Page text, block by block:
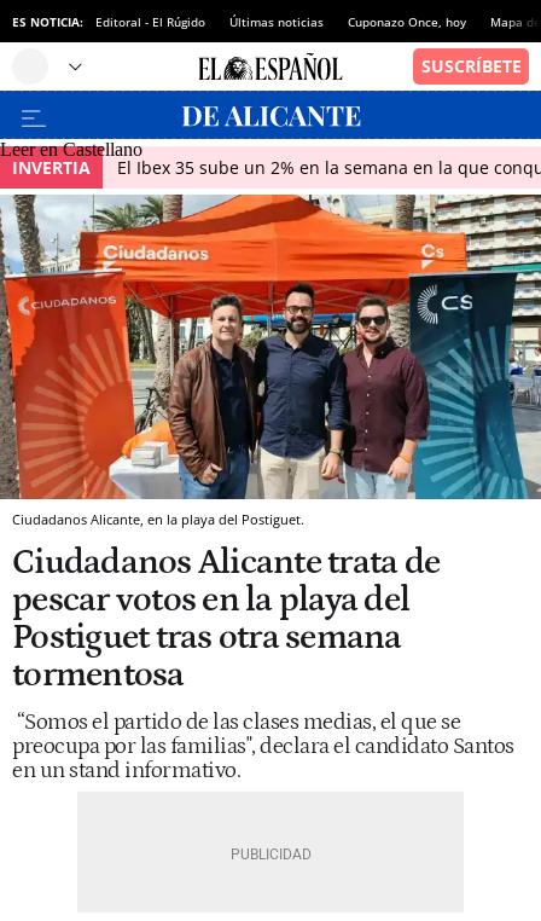
ES NOTICIA: Editoral - El Rúgido Últimas noticias Cuponazo Once, hoy Mapa
Leer en Castellano
INVERTIA El Ibex 35 sube un 2% en la semana en la que
Ciudadanos Alicante, en la playa del Postiguet.
Ciudadanos Alicante trata de
pescar votos en la playa del
Postiguet tras otra semana
tormentosa
“Somos el partido de las clases medias, el que se
preocupa por las familias", declara el candidato Santos
en un stand informativo.